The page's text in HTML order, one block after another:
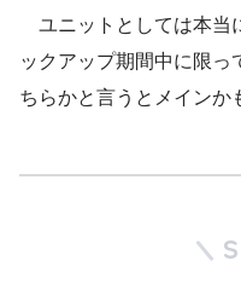
ユニットとしては本当
ックアップ期間中に限
ちらかと言うとメインか